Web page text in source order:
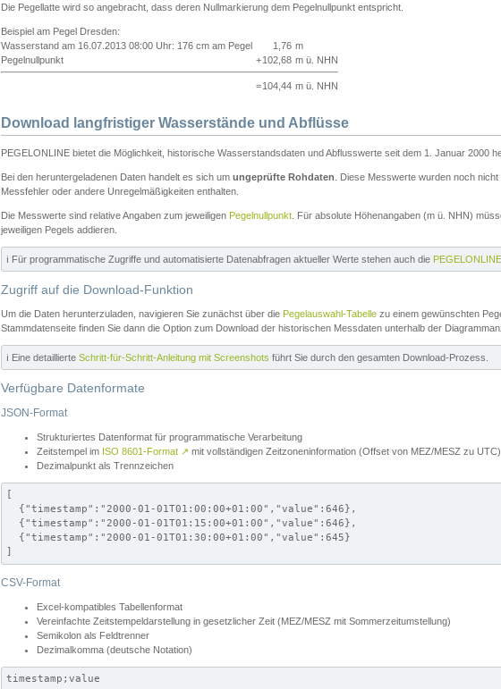
Die Pegellatte wird so angebracht, dass deren Nullmarkierung dem Pegelnullpunkt entspricht.
Beispiel am Pegel Dresden:
Wasserstand am 16.07.2013 08:00 Uhr: 176 cm am Pegel
1,76 m
Pegelnullpunkt
+102,68 m ü. NHN
=104,44 m ü. NHN
Download langfristiger Wasserstände und Abflüsse
PEGELONLINE bietet die Möglichkeit, historische Wasserstandsdaten und Abflusswerte seit dem 1. Januar 2000
Bei den heruntergeladenen Daten handelt es sich um ungeprüfte Rohdaten . Diese Messwerte wurden noch
Messfehler oder andere Unregelmäßigkeiten enthalten.
Die Messwerte sind relative Angaben zum jeweiligen Pegelnullpunkt . Für absolute Höhenangaben (m ü. NHN)
jeweiligen Pegels addieren.
ℹ️ Für programmatische Zugriffe und automatisierte Datenabfragen aktueller Werte stehen auch die
Zugriff auf die Download-Funktion
Um die Daten herunterzuladen, navigieren Sie zunächst über die Pegelauswahl-Tabelle zu einem gewünschten
Stammdatenseite finden Sie dann die Option zum Download der historischen Messdaten unterhalb der
ℹ️ Eine detaillierte Schritt-für-Schritt-Anleitung mit Screenshots führt Sie durch den gesamten Download-Prozess.
Verfügbare Datenformate
JSON-Format
Strukturiertes Datenformat für programmatische Verarbeitung
Zeitstempel im ISO 8601-Format ↗ mit vollständigen Zeitzoneninformation (Offset von MEZ/MESZ zu UTC)
Dezimalpunkt als Trennzeichen
[
  {"timestamp":"2000-01-01T01:00:00+01:00","value":646},
  {"timestamp":"2000-01-01T01:15:00+01:00","value":646},
  {"timestamp":"2000-01-01T01:30:00+01:00","value":645}
]
CSV-Format
Excel-kompatibles Tabellenformat
Vereinfachte Zeitstempeldarstellung in gesetzlicher Zeit (MEZ/MESZ mit Sommerzeitumstellung)
Semikolon als Feldtrenner
Dezimalkomma (deutsche Notation)
timestamp;value